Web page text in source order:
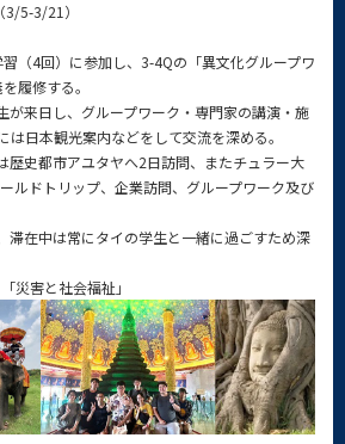
5-3/21）
（4回）に参加し、3-4Qの「異文化グループワ
履修する。
来日し、グループワーク・専門家の講演・施
は日本観光案内などをして交流を深める。
史都市アユタヤへ2日訪問、またチュラー大
ルドトリップ、企業訪問、グループワーク及び
在中は常にタイの学生と一緒に過ごすため深
災害と社会福祉」